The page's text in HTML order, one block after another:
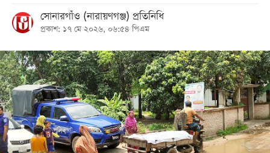
জাতীয়
রাজনীতি
অর্থনীতি
আন্তর্জাতিক
সারাদেশ
খেলা
বিনোদন
সোনারগাঁও (নারায়ণগঞ্জ) প্রতিনিধি
প্রকাশ: ১৭ মে ২০২৬, ০৬:৫৪ পিএম